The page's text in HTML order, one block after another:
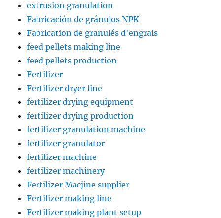
extrusion granulation
Fabricación de gránulos NPK
Fabrication de granulés d'engrais
feed pellets making line
feed pellets production
Fertilizer
Fertilizer dryer line
fertilizer drying equipment
fertilizer drying production
fertilizer granulation machine
fertilizer granulator
fertilizer machine
fertilizer machinery
Fertilizer Macjine supplier
Fertilizer making line
Fertilizer making plant setup